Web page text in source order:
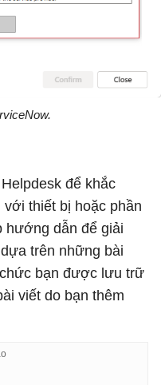
để khắc
thiết bị hoặc phần
hướng dẫn để giải
trên những bài
bạn được lưu trữ
viết do bạn thêm